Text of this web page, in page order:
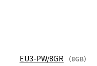
EU3-PW/8GR （8GB）